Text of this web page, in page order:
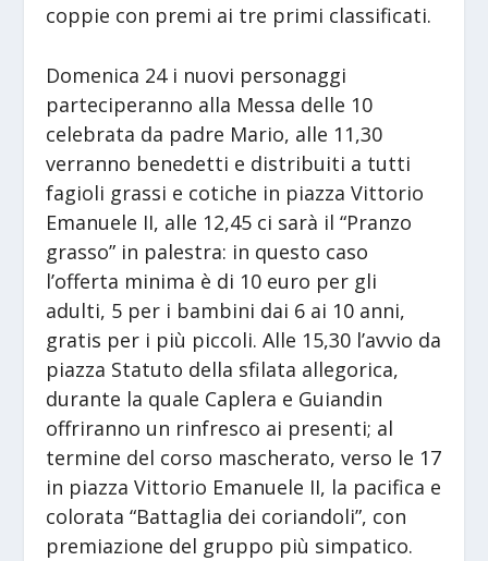
coppie con premi ai tre primi classificati.
Domenica 24 i nuovi personaggi
parteciperanno alla Messa delle 10
celebrata da padre Mario, alle 11,30
verranno benedetti e distribuiti a tutti
fagioli grassi e cotiche in piazza Vittorio
Emanuele II, alle 12,45 ci sarà il “Pranzo
grasso” in palestra: in questo caso
l’offerta minima è di 10 euro per gli
adulti, 5 per i bambini dai 6 ai 10 anni,
gratis per i più piccoli. Alle 15,30 l’avvio da
piazza Statuto della sfilata allegorica,
durante la quale Caplera e Guiandin
offriranno un rinfresco ai presenti; al
termine del corso mascherato, verso le 17
in piazza Vittorio Emanuele II, la pacifica e
colorata “Battaglia dei coriandoli”, con
premiazione del gruppo più simpatico.